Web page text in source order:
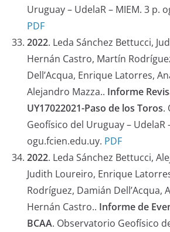
Uruguay – UdelaR – MIEM. 3 p.
PDF
2022. Leda Sánchez Bettucci,
Hernán Castro, Martín
Dell’Acqua, Enrique Latorres,
Alejandro Mazza.. Informe
UY17022021-Paso de los Toros.
Geofísico del Uruguay – UdelaR
ogu.fcien.edu.uy. PDF
2022. Leda Sánchez Bettucci,
Judith Loureiro, Enrique
Rodríguez, Damián Dell’Acqua,
Hernán Castro.. Informe de
BCAA. Observatorio Geofísico